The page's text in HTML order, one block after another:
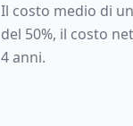
Il costo medio di
del 50%, il costo
4anni.